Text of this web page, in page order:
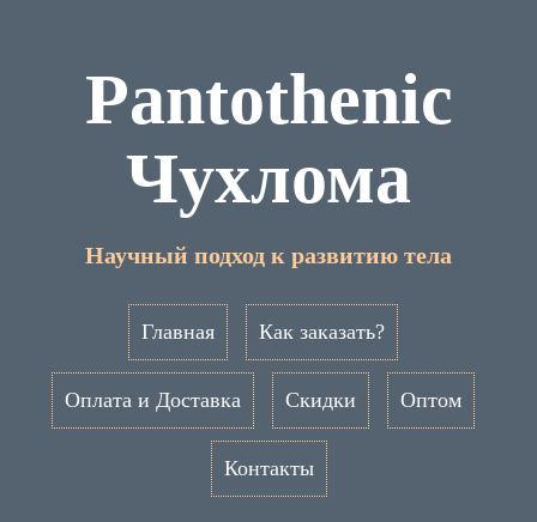
Pantothenic
Чухлома
Научный подход к развитию тела
Главная Как заказать?
Оплата и Доставка Скидки Оптом
Контакты